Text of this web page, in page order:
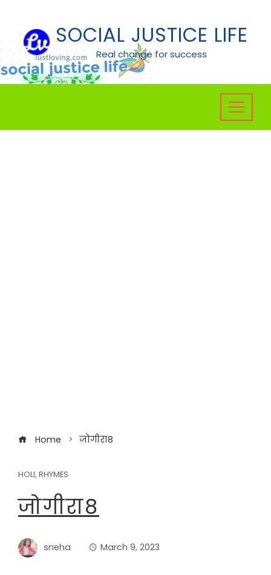
content
SOCIAL JUSTICE LIFE
Real change for success
Home जोगीरा8
HOLI, RHYMES
जोगीरा8
sneha March 9, 2023